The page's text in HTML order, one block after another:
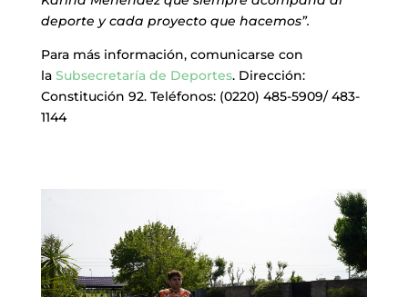
deporte y cada proyecto que hacemos”.
Para más información, comunicarse con
la Subsecretaría de Deportes. Dirección:
Constitución 92. Teléfonos: (0220) 485-5909/ 483-
1144